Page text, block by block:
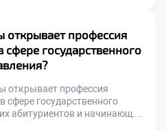
Учебная программа
культуре речи и этикету.
учатся выстраивать
[…]
открывает профессия
государственного
открывает профессия
сфере государственного
абитуриентов и начинающих